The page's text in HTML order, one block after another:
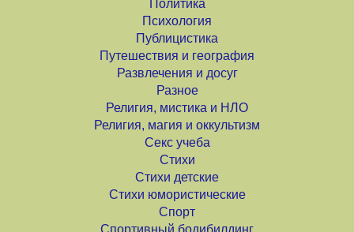
Политика
Психология
Публицистика
Путешествия и география
Развлечения и досуг
Разное
Религия, мистика и НЛО
Религия, магия и оккультизм
Секс учеба
Стихи
Стихи детские
Стихи юмористические
Спорт
Спортивный бодибилдинг